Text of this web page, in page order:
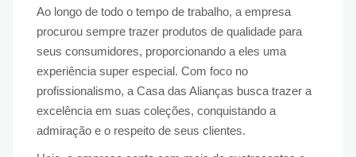
Ao longo de todo o tempo de trabalho, a empresa
procurou sempre trazer produtos de qualidade para
seus consumidores, proporcionando a eles uma
experiência super especial. Com foco no
profissionalismo, a Casa das Alianças busca trazer a
excelência em suas coleções, conquistando a
admiração e o respeito de seus clientes.